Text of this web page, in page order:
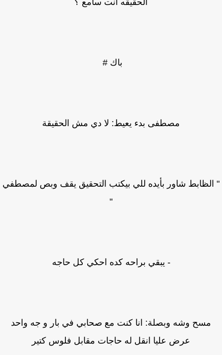
الحقيقه انت سامع ؟
باك #
مصطفى بدء يعيط: لا دي مش الحقيقة
شاور بأيده للي بيكتب التحقيق يقف وبص لمصطفي
- يبقي براحه كده احكي كل حاجه
مسح وشه وبصلة: انا كنت مع صحابي في بار و جه واحد
عرض عليا انقل له حاجات مقابل فلوس كتير